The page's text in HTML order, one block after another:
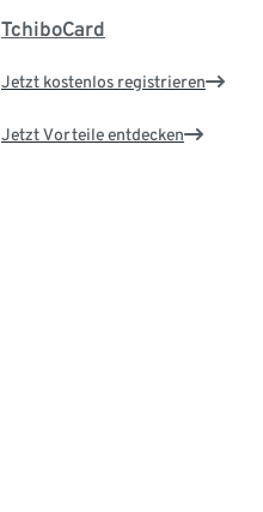
TchiboCard
Jetzt kostenlos registrieren
Jetzt Vorteile entdecken